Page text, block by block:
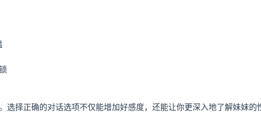
择正确的对话选项不仅能增加好感度，还能让你更深入地了解妹妹的